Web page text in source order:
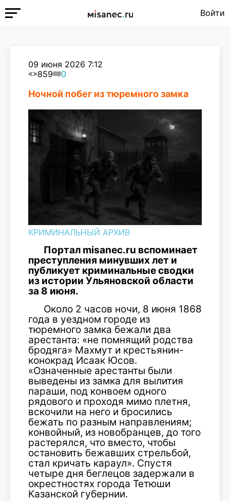
Войти
09 июня 2026 7:12
859
0
Ночной побег из тюремного замка
КРИМИНАЛЬНЫЙ АРХИВ
Портал misanec.ru вспоминает
преступления минувших лет и
публикует криминальные сводки
из истории Ульяновской области
за 8 июня.
Около 2 часов ночи, 8 июня 1868
года в уездном городе из
тюремного замка бежали два
арестанта: «не помнящий родства
бродяга» Махмут и крестьянин-
конокрад Исаак Юсов.
«Означенные арестанты были
выведены из замка для вылития
параши, под конвоем одного
рядового и проходя мимо плетня,
вскочили на него и бросились
бежать по разным направлениям;
конвойный, из новобранцев, до того
растерялся, что вместо, чтобы
остановить бежавших стрельбой,
стал кричать караул». Спустя
четыре дня беглецов задержали в
окрестностях города Тетюши
Казанской губернии.